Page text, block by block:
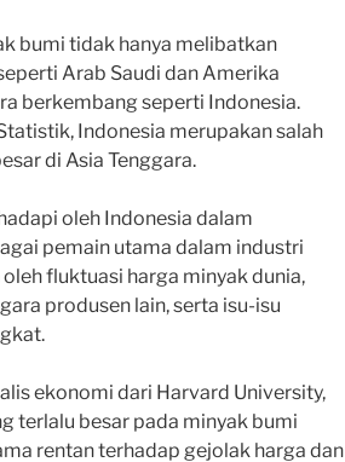
bumi tidak hanya melibatkan
Arab Saudi dan Amerika
berkembang seperti Indonesia.
Indonesia merupakan salah
di Asia Tenggara.
oleh Indonesia dalam
pemain utama dalam industri
fluktuasi harga minyak dunia,
produsen lain, serta isu-isu
ekonomi dari Harvard University,
terlalu besar pada minyak bumi
rentan terhadap gejolak harga dan